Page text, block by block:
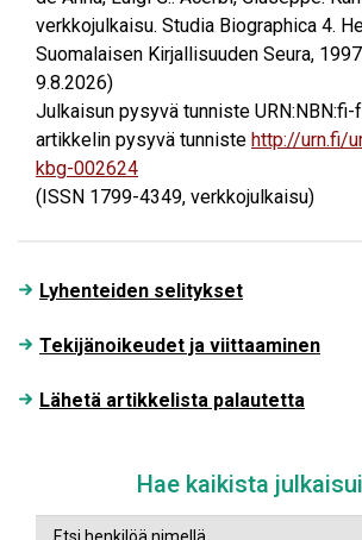
verkkojulkaisu. Studia Biographica 4.
Suomalaisen Kirjallisuuden Seura,
9.8.2026)
Julkaisun pysyvä tunniste
artikkelin pysyvä tunniste http://urn.fi/
kbg-002624
(ISSN 1799-4349, verkkojulkaisu)
Lyhenteiden selitykset
Tekijänoikeudet ja viittaaminen
Lähetä artikkelista palautetta
Hae kaikista
Etsi